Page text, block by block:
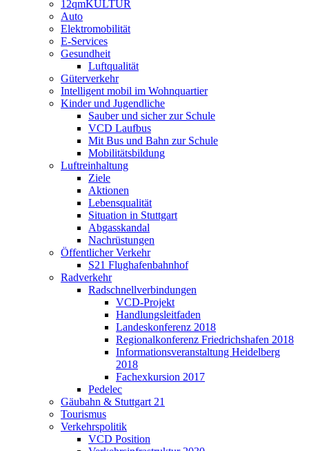
12qmKULTUR
Auto
Elektromobilität
E-Services
Gesundheit
Luftqualität
Güterverkehr
Intelligent mobil im Wohnquartier
Kinder und Jugendliche
Sauber und sicher zur Schule
VCD Laufbus
Mit Bus und Bahn zur Schule
Mobilitätsbildung
Luftreinhaltung
Ziele
Aktionen
Lebensqualität
Situation in Stuttgart
Abgasskandal
Nachrüstungen
Öffentlicher Verkehr
S21 Flughafenbahnhof
Radverkehr
Radschnellverbindungen
VCD-Projekt
Handlungsleitfaden
Landeskonferenz 2018
Regionalkonferenz Friedrichshafen 2018
Informationsveranstaltung Heidelberg
2018
Fachexkursion 2017
Pedelec
Gäubahn & Stuttgart 21
Tourismus
Verkehrspolitik
VCD Position